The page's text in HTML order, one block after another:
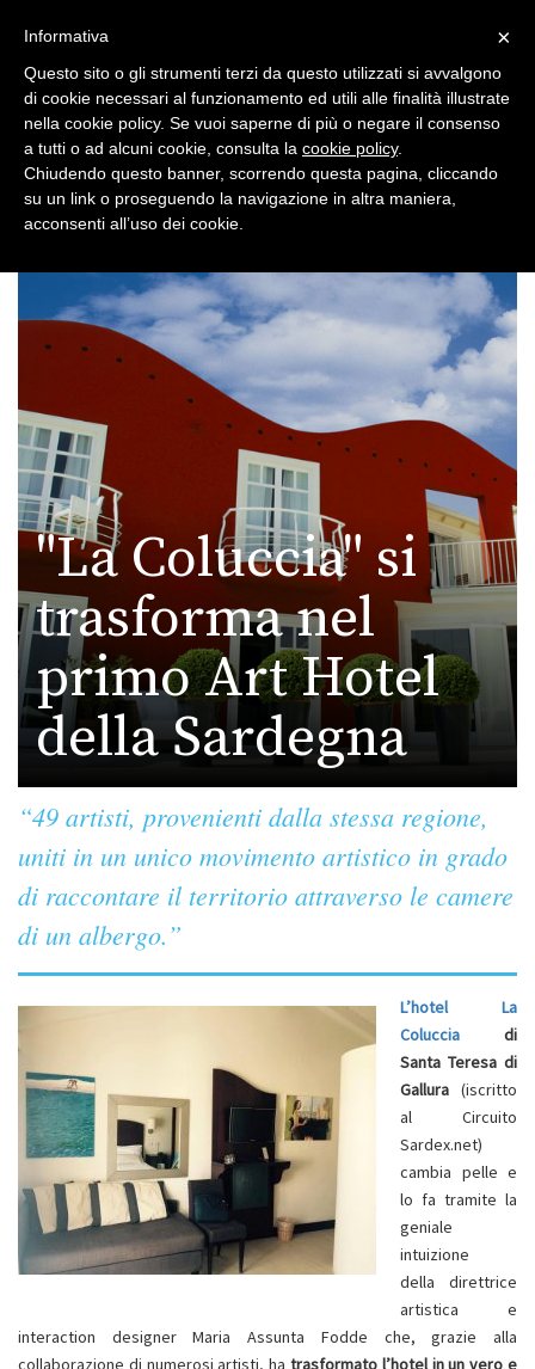
Toggle
Toggle
navigation
"La Coluccia" si
trasforma nel
primo Art Hotel
della Sardegna
“49 artisti, provenienti dalla stessa regione,
uniti in un unico movimento artistico in grado
di raccontare il territorio attraverso le camere
di un albergo.”
L’hotel La
Coluccia
di
Santa Teresa di
Gallura (iscritto
al Circuito
Sardex.net)
cambia pelle e
lo fa tramite la
geniale
intuizione
della direttrice
artistica e
interaction designer Maria Assunta Fodde che, grazie alla
collaborazione di numerosi artisti, ha trasformato l’hotel in un vero e
×
Informativa
Questo sito o gli strumenti terzi da questo utilizzati si avvalgono
di cookie necessari al funzionamento ed utili alle finalità illustrate
nella cookie policy. Se vuoi saperne di più o negare il consenso
a tutti o ad alcuni cookie, consulta la cookie policy.
Chiudendo questo banner, scorrendo questa pagina, cliccando
su un link o proseguendo la navigazione in altra maniera,
acconsenti all’uso dei cookie.